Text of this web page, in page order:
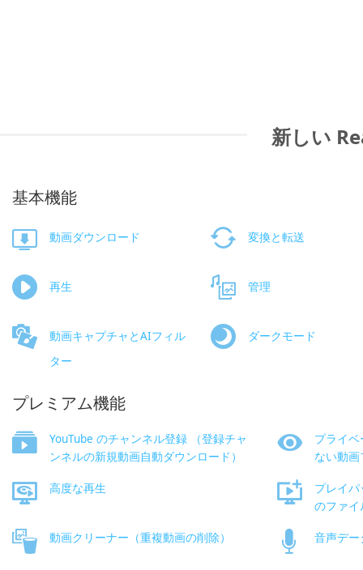
新しい
基本機能
動画ダウンロード 変換と転送
再生 管理
動画キャプチャとAIフィル
ター
ダークモード
プレミアム機能
YouTube のチャンネル登録 （登録チャ
ンネルの新規動画自動ダウンロード）
プライ
ない動
高度な再生
プレイ
のファイ
動画クリーナー（重複動画の削除） 音声デー